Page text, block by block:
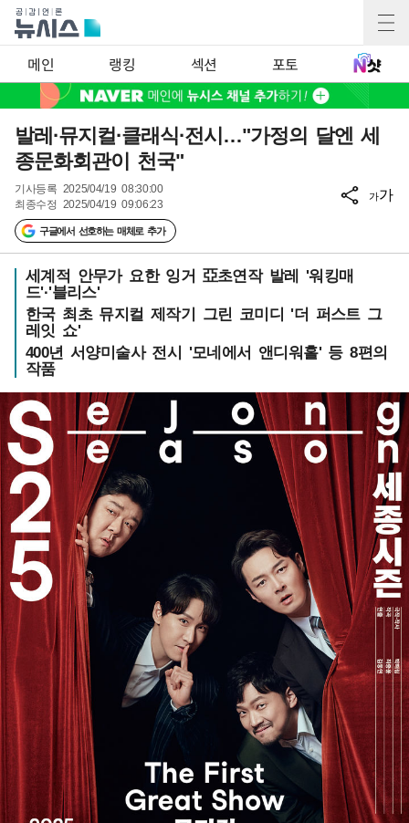
메인 랭킹 섹션 포토
발레·뮤지컬·클래식·전시…"가정의 달엔 세
종문화회관이 천국"
기사등록 2025/04/19 08:30:00
최종수정 2025/04/19 09:06:23
구글에서 선호하는 매체로 추가
가가
세계적 안무가 요한 잉거 亞초연작 발레 '워킹매
드'·'블리스'
한국 최초 뮤지컬 제작기 그린 코미디 '더 퍼스트 그
레잇 쇼'
400년 서양미술사 전시 '모네에서 앤디워홀' 등 8편의
작품